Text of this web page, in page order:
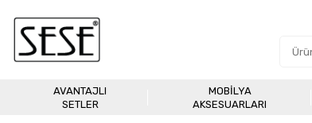
AVANTAJLI
SETLER
MOBILYA
AKSESUARLARI